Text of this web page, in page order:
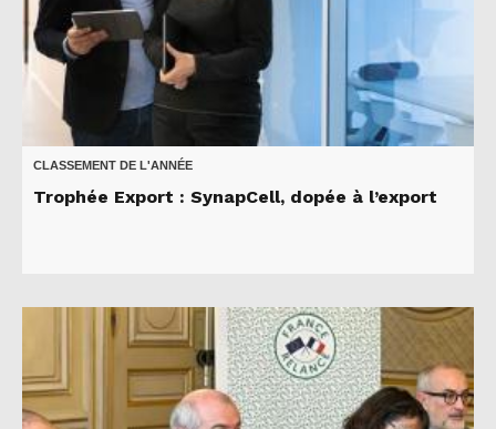
CLASSEMENT DE L'ANNÉE
Trophée Export : SynapCell, dopée à l’export